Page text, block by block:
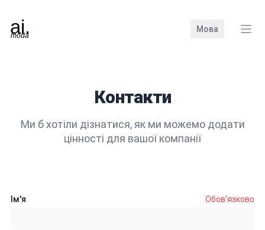
Мова
Контакти
Ми б хотіли дізнатися, як ми можемо додати
цінності для вашої компанії
Ім'я Обов'язково